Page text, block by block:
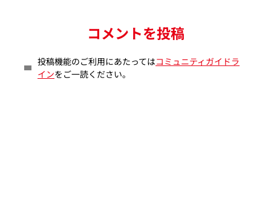
コメントを投稿
投稿機能のご利用にあたってはコミュニティガイドラ
インをご一読ください。